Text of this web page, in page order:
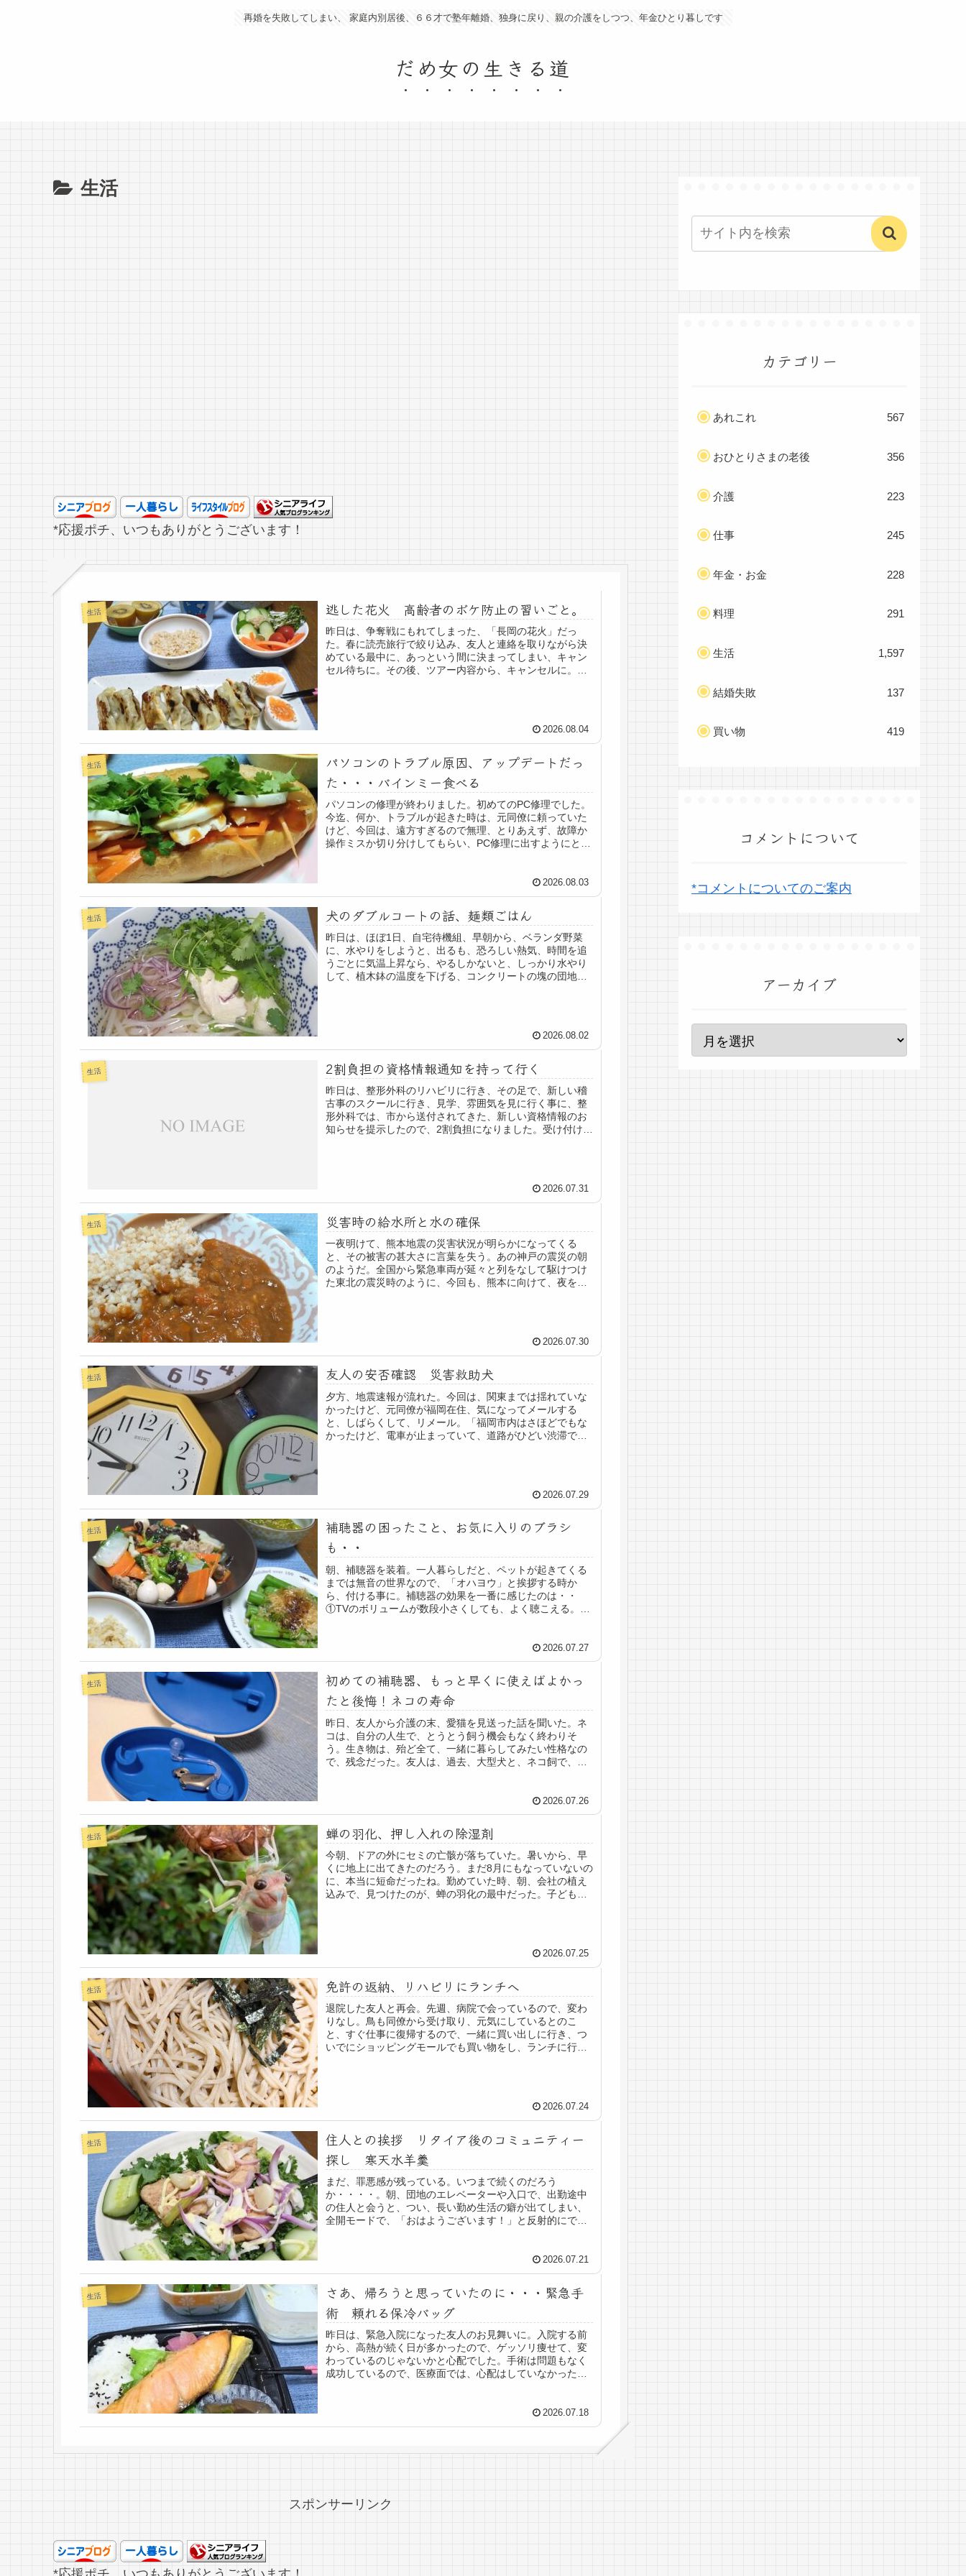
再婚を失敗してしまい、 家庭内別居後、６６才で塾年離婚、独身に戻り、親の介護をしつつ、年金ひとり暮しです
だめ女の生きる道
生活
*応援ポチ、いつもありがとうございます！
生活 逃した花火 高齢者のボケ防止の習いごと。
昨日は、争奪戦にもれてしまった、「長岡の花火」だっ
た。春に読売旅行で絞り込み、友人と連絡を取りながら決
めている最中に、あっという間に決まってしまい、キャン
セル待ちに。その後、ツアー内容から、キャンセルに。ど
2026.08.04
生活
パソコンのトラブル原因、アップデートだっ
た・・・バインミー食べる
パソコンの修理が終わりました。初めてのPC修理でした。
今迄、何か、トラブルが起きた時は、元同僚に頼っていた
けど、今回は、遠方すぎるので無理、とりあえず、故障か
操作ミスか切り分けしてもらい、PC修理に出すようにとの
2026.08.03
生活 犬のダブルコートの話、麺類ごはん
昨日は、ほぼ1日、自宅待機組、早朝から、ベランダ野菜
に、水やりをしようと、出るも、恐ろしい熱気、時間を追
うごとに気温上昇なら、やるしかないと、しっかり水やり
して、植木鉢の温度を下げる、コンクリートの塊の団地と
2026.08.02
生活 2割負担の資格情報通知を持って行く
昨日は、整形外科のリハビリに行き、その足で、新しい稽
古事のスクールに行き、見学、雰囲気を見に行く事に、整
形外科では、市から送付されてきた、新しい資格情報のお
知らせを提示したので、2割負担になりました。受け付け
2026.07.31
生活 災害時の給水所と水の確保
一夜明けて、熊本地震の災害状況が明らかになってくる
と、その被害の甚大さに言葉を失う。あの神戸の震災の朝
のようだ。全国から緊急車両が延々と列をなして駆けつけ
た東北の震災時のように、今回も、熊本に向けて、夜を徹
2026.07.30
生活 友人の安否確認 災害救助犬
夕方、地震速報が流れた。今回は、関東までは揺れていな
かったけど、元同僚が福岡在住、気になってメールする
と、しばらくして、リメール。「福岡市内はさほどでもな
かったけど、電車が止まっていて、道路がひどい渋滞で、
2026.07.29
生活
補聴器の困ったこと、お気に入りのブラシ
も・・
朝、補聴器を装着。一人暮らしだと、ペットが起きてくる
までは無音の世界なので、「オハヨウ」と挨拶する時か
ら、付ける事に。補聴器の効果を一番に感じたのは・・
①TVのボリュームが数段小さくしても、よく聴こえる。昨
2026.07.27
生活
初めての補聴器、もっと早くに使えばよかっ
たと後悔！ネコの寿命
昨日、友人から介護の末、愛猫を見送った話を聞いた。ネ
コは、自分の人生で、とうとう飼う機会もなく終わりそ
う。生き物は、殆ど全て、一緒に暮らしてみたい性格なの
で、残念だった。友人は、過去、大型犬と、ネコ飼で、そ
2026.07.26
生活 蝉の羽化、押し入れの除湿剤
今朝、ドアの外にセミの亡骸が落ちていた。暑いから、早
くに地上に出てきたのだろう。まだ8月にもなっていないの
に、本当に短命だったね。勤めていた時、朝、会社の植え
込みで、見つけたのが、蝉の羽化の最中だった。子どもの
2026.07.25
生活 免許の返納、リハビリにランチへ
退院した友人と再会。先週、病院で会っているので、変わ
りなし。鳥も同僚から受け取り、元気にしているとのこ
と、すぐ仕事に復帰するので、一緒に買い出しに行き、つ
いでにショッピングモールでも買い物をし、ランチに行
2026.07.24
生活
住人との挨拶 リタイア後のコミュニティー
探し 寒天水羊羹
まだ、罪悪感が残っている。いつまで続くのだろう
か・・・・。朝、団地のエレベーターや入口で、出勤途中
の住人と会うと、つい、長い勤め生活の癖が出てしまい、
全開モードで、「おはようございます！」と反射的にでて
2026.07.21
生活
さあ、帰ろうと思っていたのに・・・緊急手
術 頼れる保冷バッグ
昨日は、緊急入院になった友人のお見舞いに。入院する前
から、高熱が続く日が多かったので、ゲッソリ痩せて、変
わっているのじゃないかと心配でした。手術は問題もなく
成功しているので、医療面では、心配はしていなかったけ
2026.07.18
スポンサーリンク
カテゴリー
あれこれ 567
おひとりさまの老後 356
介護 223
仕事 245
年金・お金 228
料理 291
生活 1,597
結婚失敗 137
買い物 419
コメントについて
*コメントについてのご案内
アーカイブ